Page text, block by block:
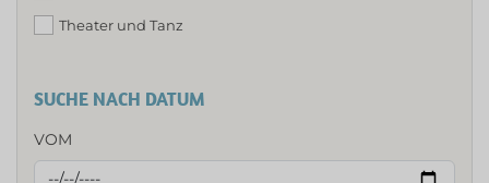
Theater und Tanz
SUCHE NACH DATUM
VOM